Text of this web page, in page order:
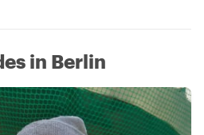
in Berlin